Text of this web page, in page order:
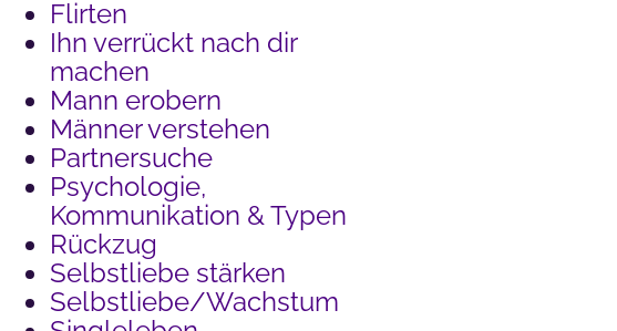
Flirten
Ihn verrückt nach dir
machen
Mann erobern
Männer verstehen
Partnersuche
Psychologie,
Kommunikation & Typen
Rückzug
Selbstliebe stärken
Selbstliebe/Wachstum